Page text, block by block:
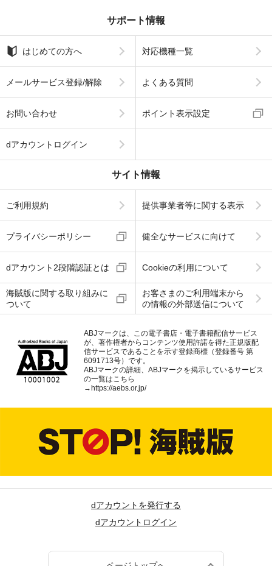
サポート情報
はじめての方へ 対応機種一覧
メールサービス登録/解除 よくある質問
お問い合わせ ポイント表示設定
dアカウントログイン
サイト情報
ご利用規約 提供事業者等に関する表示
プライバシーポリシー 健全なサービスに向けて
dアカウント2段階認証とは Cookieの利用について
海賊版に関する取り組みに
ついて
お客さまのご利用端末から
の情報の外部送信について
ABJマークは、この電子書店・電子書籍配信サービス
が、著作権者からコンテンツ使用許諾を得た正規版配
信サービスであることを示す登録商標（登録番号 第
6091713号）です。
ABJマークの詳細、ABJマークを掲示しているサービス
の一覧はこちら
→ https://aebs.or.jp/
dアカウントを発行する
dアカウントログイン